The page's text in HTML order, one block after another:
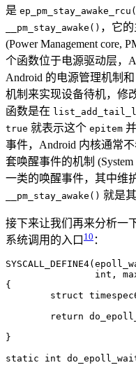
是
__pm_stay_awake() ，它
(Power Management core,
个函数位于电源驱动层，
Android 的电源管理机制
机制来实现设备待机，修
函数是在
true 就表示这个 epitem
事件，Android 内核通常
套唤醒事件的机制 (System
一类的唤醒事件，其中维
__pm_stay_awake() 就是
接下来让我们再来分析一
系统调用的入口 10 ：
SYSCALL_DEFINE4(
int ,
{
struct
return
}
static
int